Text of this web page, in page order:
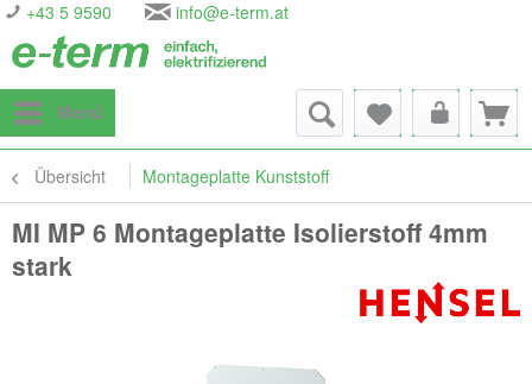
+43 5 9590 info@e-term.at
Menü
Übersicht Montageplatte Kunststoff
MI MP 6 Montageplatte Isolierstoff 4mm
stark